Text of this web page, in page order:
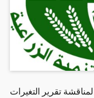
تقرير التغيرات